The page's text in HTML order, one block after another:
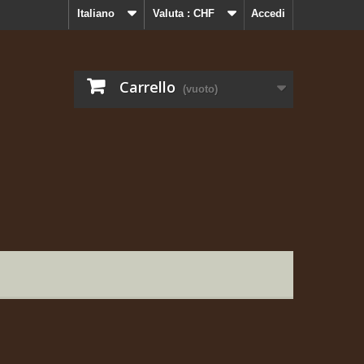
Accedi
Valuta : CHF
Italiano
Carrello (vuoto)